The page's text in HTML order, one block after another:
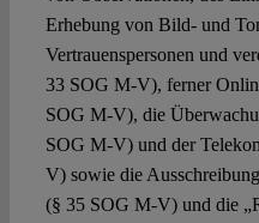
Erhebung von Bild- und
Vertrauenspersonen und
33 SOG M-V), ferner
SOG M-V), die
SOG M-V) und der
V) sowie die
(§ 35 SOG M-V) und die